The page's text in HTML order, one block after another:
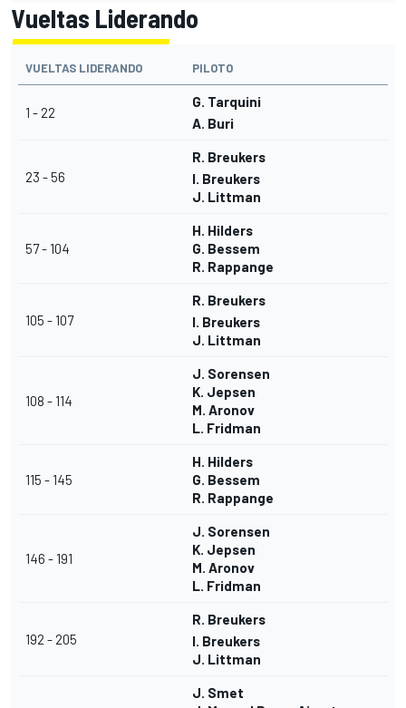
Vueltas Liderando
VUELTAS LIDERANDO PILOTO
1 - 22
G. Tarquini
A. Buri
23 - 56
R. Breukers
I. Breukers
J. Littman
57 - 104
H. Hilders
G. Bessem
R. Rappange
105 - 107
R. Breukers
I. Breukers
J. Littman
108 - 114
J. Sorensen
K. Jepsen
M. Aronov
L. Fridman
115 - 145
H. Hilders
G. Bessem
R. Rappange
146 - 191
J. Sorensen
K. Jepsen
M. Aronov
L. Fridman
192 - 205
R. Breukers
I. Breukers
J. Littman
J. Smet